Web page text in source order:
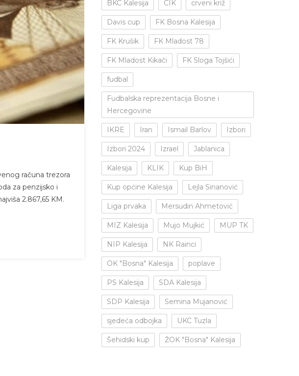
računa trezora
za penzijsko i
2.867,65 KM.
BKC Kalesija CIK crveni križ
Davis cup FK Bosna Kalesija
FK Krušik FK Mladost 78
FK Mladost Kikači FK Sloga Tojšići
fudbal
Fudbalska reprezentacija Bosne i
Hercegovine
IKRE Iran Ismail Barlov Izbori
Izbori 2024 Izrael Jablanica
Kalesija KLIK Kup BiH
Kup općine Kalesija Lejla Sinanović
Liga prvaka Mersudin Ahmetović
MIZ Kalesija Mujo Mujkić MUP TK
NIP Kalesija NK Rainci
OK "Bosna" Kalesija poplave
PS Kalesija SDA Kalesija
SDP Kalesija Semina Mujanović
sjedeća odbojka UKC Tuzla
Šehidski kup ŽOK "Bosna" Kalesija